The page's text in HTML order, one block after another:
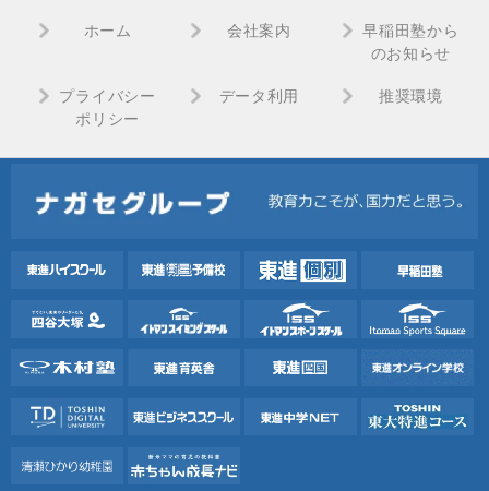
ホーム 会社案内
早稲田塾から
のお知らせ
プライバシー
ポリシー
データ利用 推奨環境